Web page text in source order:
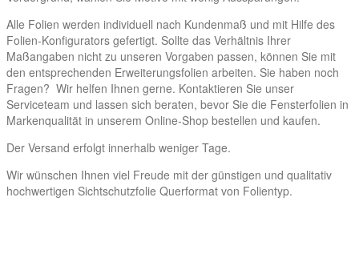
Alle Folien werden individuell nach Kundenmaß und mit Hilfe des
Folien-Konfigurators gefertigt. Sollte das Verhältnis Ihrer
Maßangaben nicht zu unseren Vorgaben passen, können Sie mit
den entsprechenden Erweiterungsfolien arbeiten. Sie haben noch
Fragen? Wir helfen Ihnen gerne. Kontaktieren Sie unser
Serviceteam und lassen sich beraten, bevor Sie die Fensterfolien in
Markenqualität in unserem Online-Shop bestellen und kaufen.
Der Versand erfolgt innerhalb weniger Tage.
Wir wünschen Ihnen viel Freude mit der günstigen und qualitativ
hochwertigen Sichtschutzfolie Querformat von Folientyp.